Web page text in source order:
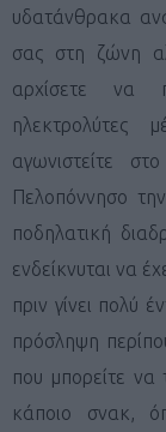
υδατάνθρακα
σας στη ζώνη
αρχίσετε να
αγωνιστείτε στο
Πελοπόννησο
ποδηλατική
ενδείκνυται να
πριν γίνει πολύ
πρόσληψη
που μπορείτε
κάποιο σνακ,